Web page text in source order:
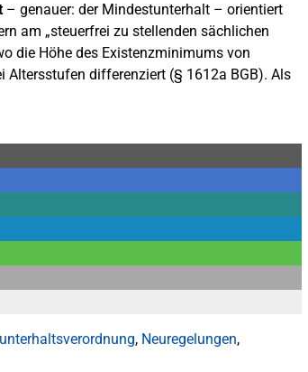
– genauer: der Mindestunterhalt – orientiert
am „steuerfrei zu stellenden sächlichen
die Höhe des Existenzminimums von
Altersstufen differenziert (§ 1612a BGB). Als
, Neuregelungen,